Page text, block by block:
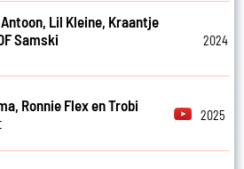
Lil Kleine, Kraantje
Samski
2024
Ronnie Flex en Trobi
2025